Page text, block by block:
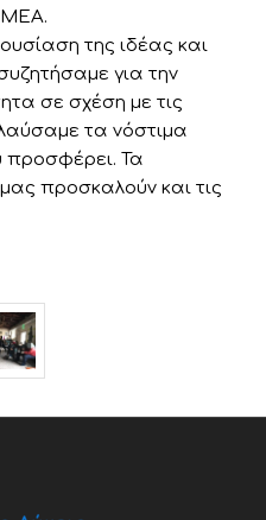
της ιδέας και
για την
σε σχέση με τις
τα νόστιμα
Τα
προσκαλούν και τις